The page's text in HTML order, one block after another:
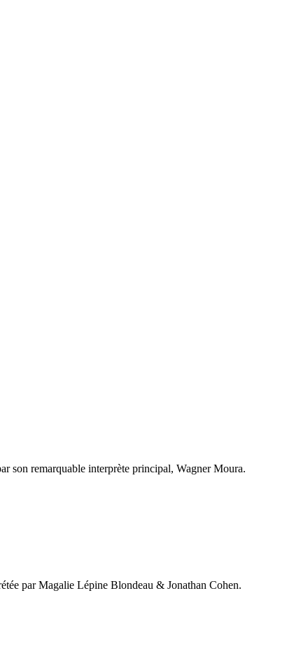
son remarquable interprète principal, Wagner Moura.
par Magalie Lépine Blondeau & Jonathan Cohen.